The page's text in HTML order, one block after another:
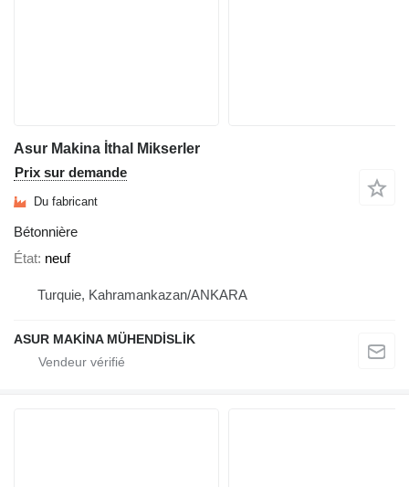
Asur Makina İthal Mikserler
Prix sur demande
Du fabricant
Bétonnière
État neuf
Turquie, Kahramankazan/ANKARA
ASUR MAKİNA MÜHENDİSLİK